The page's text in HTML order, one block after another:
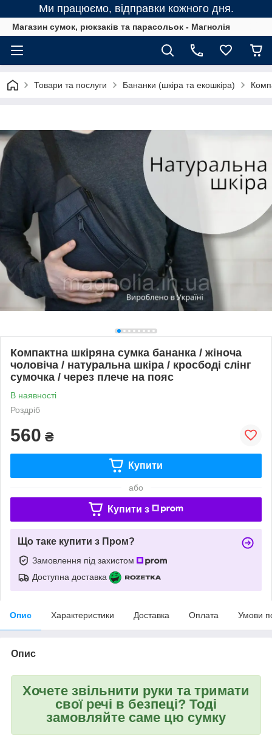
Ми працюємо, відправки кожного дня.
Магазин сумок, рюкзаків та парасольок - Магнолія
Товари та послуги Бананки (шкіра та екошкіра)
Компактна шкіряна сумка бананка / жіноча
чоловіча / натуральна шкіра / кросбоді слінг
сумочка / через плече на пояс
В наявності
Роздріб
560 ₴
Купити
або
Купити з
Що таке купити з Пром?
Замовлення під захистом
Доступна доставка
Опис Характеристики Доставка Оплата Умови
Опис
Хочете звільнити руки та тримати
свої речі в безпеці? Тоді
замовляйте саме цю сумку